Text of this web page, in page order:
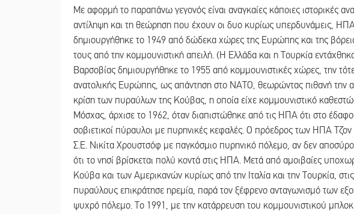
Με αφορμή το παραπάνω γεγονός είναι αναγκαίες κάποιες ιστορικές
αντίληψη και τη θεώρηση που έχουν οι δυο κυρίως υπερδυνάμεις,
δημιουργήθηκε το 1949 από δώδεκα χώρες της Ευρώπης και της
τους από την κομμουνιστική απειλή. (Η Ελλάδα και η Τουρκία
Βαρσοβίας δημιουργήθηκε το 1955 από κομμουνιστικές χώρες, την
ανατολικής Ευρώπης, ως απάντηση στο ΝΑΤΟ, θεωρώντας πιθανή την
κρίση των πυραύλων της Κούβας, η οποία είχε κομμουνιστικό
Μόσχας, άρχισε το 1962, όταν διαπιστώθηκε από τις ΗΠΑ ότι στο
σοβιετικοί πύραυλοι με πυρηνικές κεφαλές. Ο πρόεδρος των ΗΠΑ Τζον
Σ.Ε. Νικίτα Χρουστσόφ με παγκόσμιο πυρηνικό πόλεμο, αν δεν
ότι το νησί βρίσκεται πολύ κοντά στις ΗΠΑ. Μετά από αμοιβαίες
Κούβα και των Αμερικανών κυρίως από την Ιταλία και την Τουρκία,
πυραύλους επικράτησε ηρεμία, παρά τον ξέφρενο ανταγωνισμό των
ψυχρό πόλεμο. Το 1991, με την κατάρρευση του κομμουνιστικού